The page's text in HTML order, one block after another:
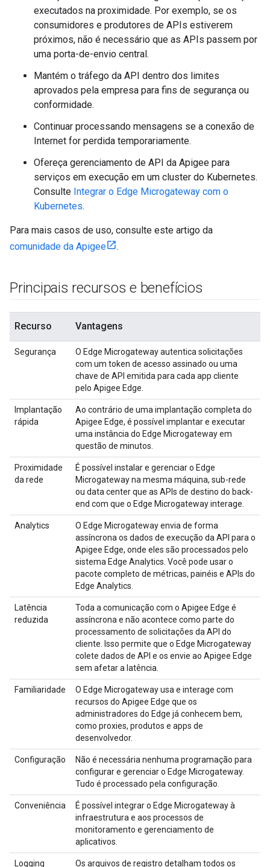
executados na proximidade. Por exemplo, se os
consumidores e produtores de APIs estiverem
próximos, não é necessário que as APIs passem por
uma porta-de-envio central.
Mantém o tráfego da API dentro dos limites
aprovados pela empresa para fins de segurança ou
conformidade.
Continuar processando mensagens se a conexão de
Internet for perdida temporariamente.
Ofereça gerenciamento de API da Apigee para
serviços em execução em um cluster do Kubernetes.
Consulte Integrar o Edge Microgateway com o
Kubernetes.
Para mais casos de uso, consulte este artigo da
comunidade da Apigee
.
Principais recursos e benefícios
Recurso Vantagens
Segurança
O Edge Microgateway autentica solicitações
com um token de acesso assinado ou uma
chave de API emitida para cada app cliente
pelo Apigee Edge.
Implantação
rápida
Ao contrário de uma implantação completa do
Apigee Edge, é possível implantar e executar
uma instância do Edge Microgateway em
questão de minutos.
Proximidade
da rede
É possível instalar e gerenciar o Edge
Microgateway na mesma máquina, sub-rede
ou data center que as APIs de destino do back-
end com que o Edge Microgateway interage.
Analytics
O Edge Microgateway envia de forma
assíncrona os dados de execução da API para o
Apigee Edge, onde eles são processados pelo
sistema Edge Analytics. Você pode usar o
pacote completo de métricas, painéis e APIs do
Edge Analytics.
Latência
reduzida
Toda a comunicação com o Apigee Edge é
assíncrona e não acontece como parte do
processamento de solicitações da API do
cliente. Isso permite que o Edge Microgateway
colete dados de API e os envie ao Apigee Edge
sem afetar a latência.
Familiaridade
O Edge Microgateway usa e interage com
recursos do Apigee Edge que os
administradores do Edge já conhecem bem,
como proxies, produtos e apps de
desenvolvedor.
Configuração
Não é necessária nenhuma programação para
configurar e gerenciar o Edge Microgateway.
Tudo é processado pela configuração.
Conveniência
É possível integrar o Edge Microgateway à
infraestrutura e aos processos de
monitoramento e gerenciamento de
aplicativos.
Logging Os arquivos de registro detalham todos os